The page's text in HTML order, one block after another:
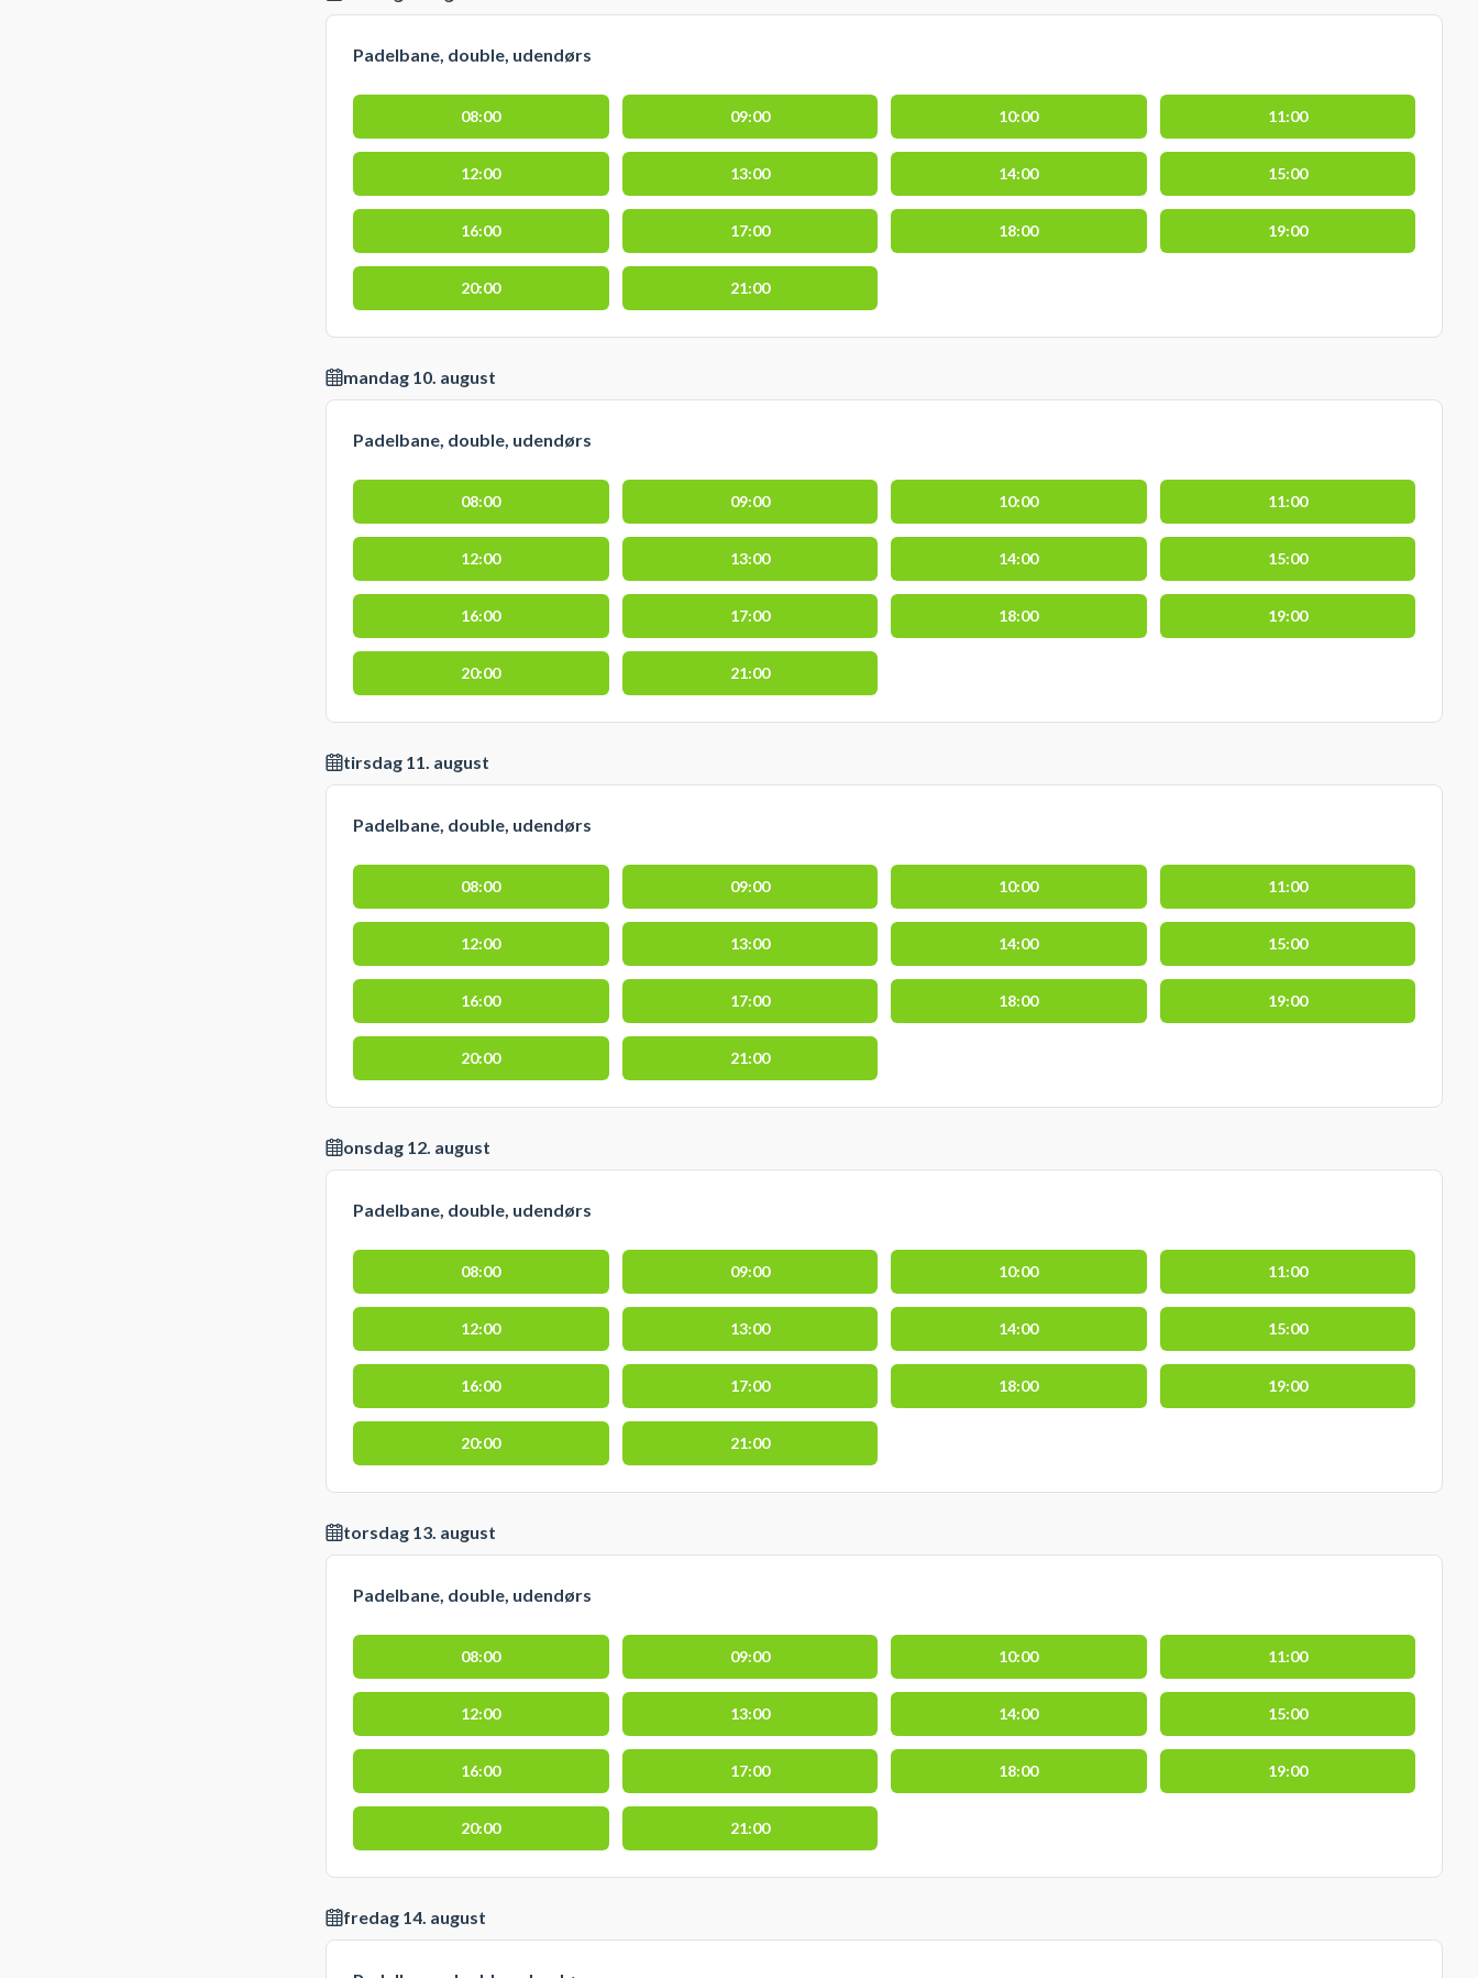
Padelbane, double, udendørs
08:00 09:00 10:00 11:00
12:00 13:00 14:00 15:00
16:00 17:00 18:00 19:00
20:00 21:00
mandag 10. august
Padelbane, double, udendørs
08:00 09:00 10:00 11:00
12:00 13:00 14:00 15:00
16:00 17:00 18:00 19:00
20:00 21:00
tirsdag 11. august
Padelbane, double, udendørs
08:00 09:00 10:00 11:00
12:00 13:00 14:00 15:00
16:00 17:00 18:00 19:00
20:00 21:00
onsdag 12. august
Padelbane, double, udendørs
08:00 09:00 10:00 11:00
12:00 13:00 14:00 15:00
16:00 17:00 18:00 19:00
20:00 21:00
torsdag 13. august
Padelbane, double, udendørs
08:00 09:00 10:00 11:00
12:00 13:00 14:00 15:00
16:00 17:00 18:00 19:00
20:00 21:00
fredag 14. august